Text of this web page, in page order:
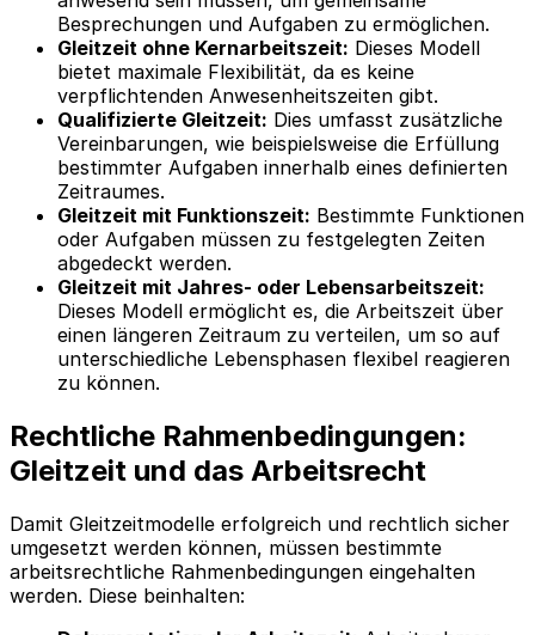
Besprechungen und Aufgaben zu ermöglichen.
Gleitzeit ohne Kernarbeitszeit: Dieses Modell
bietet maximale Flexibilität, da es keine
verpflichtenden Anwesenheitszeiten gibt.
Qualifizierte Gleitzeit: Dies umfasst zusätzliche
Vereinbarungen, wie beispielsweise die Erfüllung
bestimmter Aufgaben innerhalb eines definierten
Zeitraumes.
Gleitzeit mit Funktionszeit: Bestimmte Funktionen
oder Aufgaben müssen zu festgelegten Zeiten
abgedeckt werden.
Gleitzeit mit Jahres- oder Lebensarbeitszeit:
Dieses Modell ermöglicht es, die Arbeitszeit über
einen längeren Zeitraum zu verteilen, um so auf
unterschiedliche Lebensphasen flexibel reagieren
zu können.
Rechtliche Rahmenbedingungen:
Gleitzeit und das Arbeitsrecht
Damit Gleitzeitmodelle erfolgreich und rechtlich sicher
umgesetzt werden können, müssen bestimmte
arbeitsrechtliche Rahmenbedingungen eingehalten
werden. Diese beinhalten: